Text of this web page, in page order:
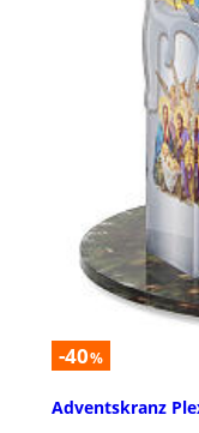
-40%
Adventskranz